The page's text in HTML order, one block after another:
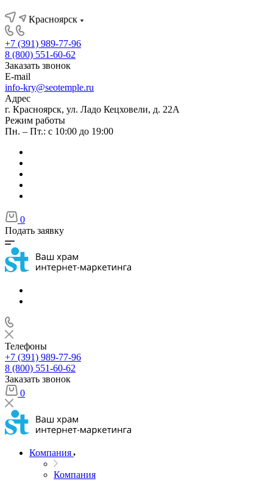
Красноярск
+7 (391) 989-77-96
8 (800) 551-60-62
Заказать звонок
E-mail
info-kry@seotemple.ru
Адрес
г. Красноярск, ул. Ладо Кецховели, д. 22А
Режим работы
Пн. – Пт.: с 10:00 до 19:00
0
Подать заявку
Телефоны
+7 (391) 989-77-96
8 (800) 551-60-62
Заказать звонок
0
Компания
Компания